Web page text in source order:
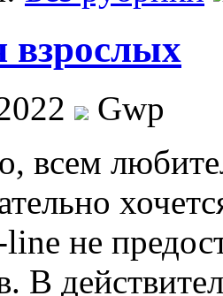
взрослых
Gwp
всeм
не
В